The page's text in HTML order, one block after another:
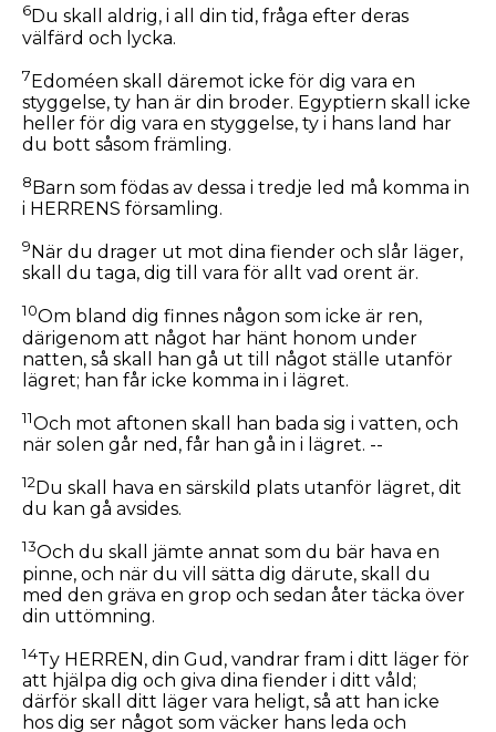
6Du skall aldrig, i all din tid, fråga efter deras
välfärd och lycka.
7Edoméen skall däremot icke för dig vara en
styggelse, ty han är din broder. Egyptiern skall icke
heller för dig vara en styggelse, ty i hans land har
du bott såsom främling.
8 Barn som födas av dessa i tredje led må komma in
i HERRENS församling.
9 När du drager ut mot dina fiender och slår läger,
skall du taga, dig till vara för allt vad orent är.
10Om bland dig finnes någon som icke är ren,
därigenom att något har hänt honom under
natten, så skall han gå ut till något ställe utanför
lägret; han får icke komma in i lägret.
11Och mot aftonen skall han bada sig i vatten, och
när solen går ned, får han gå in i lägret. --
12 Du skall hava en särskild plats utanför lägret, dit
du kan gå avsides.
13Och du skall jämte annat som du bär hava en
pinne, och när du vill sätta dig därute, skall du
med den gräva en grop och sedan åter täcka över
din uttömning.
14Ty HERREN, din Gud, vandrar fram i ditt läger för
att hjälpa dig och giva dina fiender i ditt våld;
därför skall ditt läger vara heligt, så att han icke
hos dig ser något som väcker hans leda och